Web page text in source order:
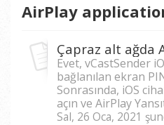
AirPlay
Evet, vCastSender
bağlanılan ekran
Sonrasında, iOS
açın ve AirPlay
Sal, 26 Oca, 2021